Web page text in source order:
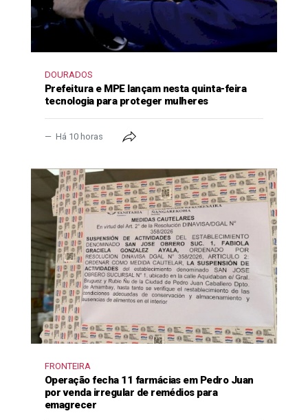
DOURADOS
Prefeitura e MPE lançam nesta quinta-feira
tecnologia para proteger mulheres
Há 10 horas
FRONTEIRA
Operação fecha 11 farmácias em Pedro Juan
por venda irregular de remédios para
emagrecer